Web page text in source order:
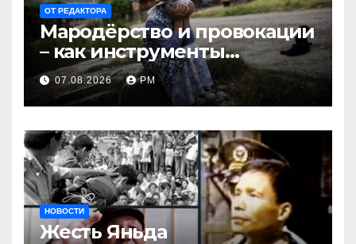
ОТ РЕДАКТОРА
Мародёрство и провокации
– как инструменты
современной политики
России
07.08.2026 РМ
НОВОСТИ
Жесть Яньда